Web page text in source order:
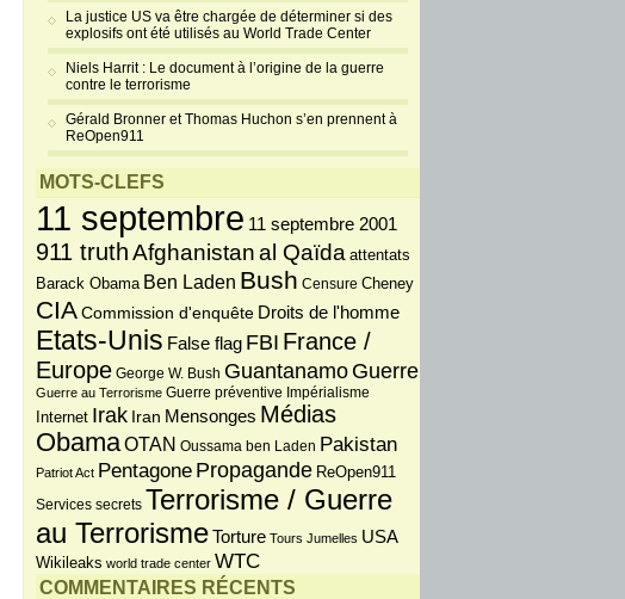
La justice US va être chargée de déterminer si des
explosifs ont été utilisés au World Trade Center
Niels Harrit : Le document à l’origine de la guerre
contre le terrorisme
Gérald Bronner et Thomas Huchon s’en prennent à
ReOpen911
MOTS-CLEFS
11 septembre 11 septembre 2001
911 truthAfghanistanal Qaïda attentats
Barack Obama Ben Laden Bush Censure Cheney
CIA Commission d'enquête Droits de l'homme
Etats-Unis False flag FBI France /
Europe George W. Bush Guantanamo Guerre
Guerre au Terrorisme Guerre préventive Impérialisme
Internet Irak Iran Mensonges Médias
ObamaOTAN Oussama ben Laden Pakistan
Patriot Act Pentagone Propagande ReOpen911
Services secrets Terrorisme / Guerre
au TerrorismeTorture Tours Jumelles USA
Wikileaks world trade center WTC
COMMENTAIRES RÉCENTS